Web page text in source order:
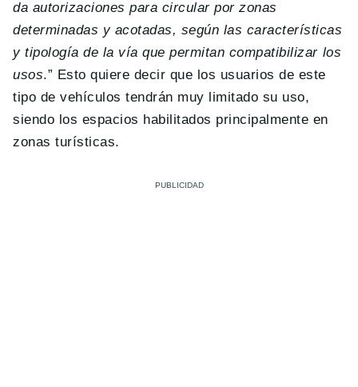
da autorizaciones para circular por zonas
determinadas y acotadas, según las características
y tipología de la vía que permitan compatibilizar los
usos.” Esto quiere decir que los usuarios de este
tipo de vehículos tendrán muy limitado su uso,
siendo los espacios habilitados principalmente en
zonas turísticas.